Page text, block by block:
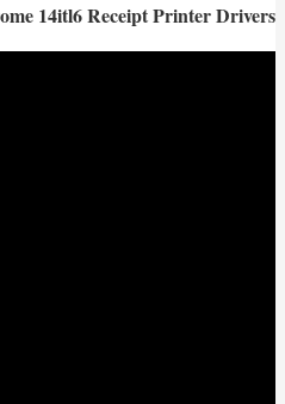
14itl6 Receipt Printer Drivers